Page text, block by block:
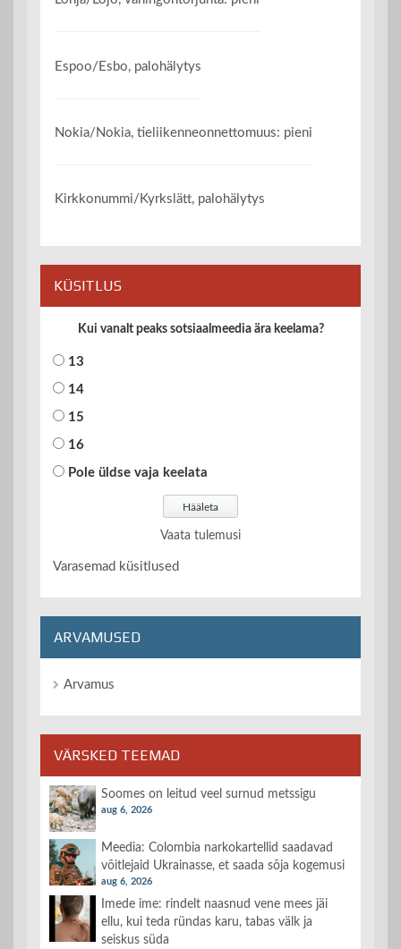
Espoo/Esbo, palohälytys
Nokia/Nokia, tieliikenneonnettomuus: pieni
Kirkkonummi/Kyrkslätt, palohälytys
KÜSITLUS
Kui vanalt peaks sotsiaalmeedia ära keelama?
13
14
15
16
Pole üldse vaja keelata
Vaata tulemusi
Varasemad küsitlused
ARVAMUSED
Arvamus
VÄRSKED TEEMAD
Soomes on leitud veel surnud metssigu
aug 6, 2026
Meedia: Colombia narkokartellid saadavad
võitlejaid Ukrainasse, et saada sõja kogemusi
aug 6, 2026
Imede ime: rindelt naasnud vene mees jäi
ellu, kui teda ründas karu, tabas välk ja
seiskus süda